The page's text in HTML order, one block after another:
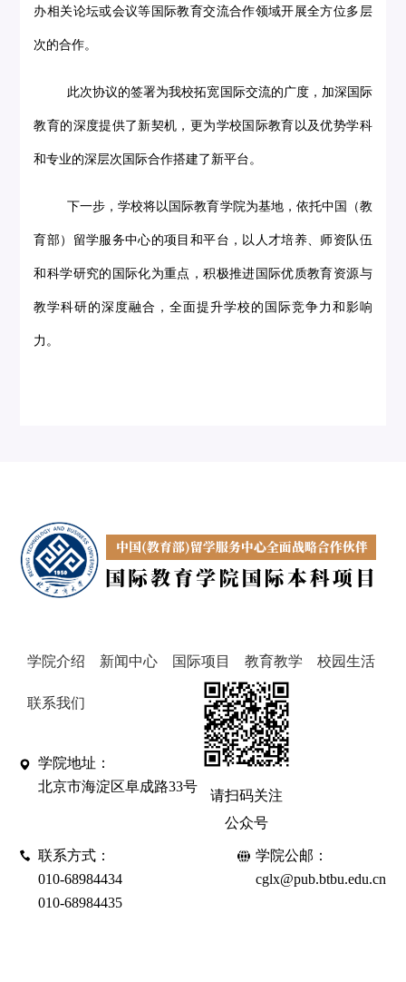
办相关论坛或会议等国际教育交流合作领域开展全方位多层
次的合作。
此次协议的签署为我校拓宽国际交流的广度，加深国际
教育的深度提供了新契机，更为学校国际教育以及优势学科
和专业的深层次国际合作搭建了新平台。
下一步，学校将以国际教育学院为基地，依托中国（教
育部）留学服务中心的项目和平台，以人才培养、师资队伍
和科学研究的国际化为重点，积极推进国际优质教育资源与
教学科研的深度融合，全面提升学校的国际竞争力和影响
力。
学院介绍 新闻中心 国际项目 教育教学 校园生活
联系我们
学院地址：
北京市海淀区阜成路33号
联系方式：
010-68984434
010-68984435
学院公邮：
cglx@pub.btbu.edu.cn
请扫码关注
公众号